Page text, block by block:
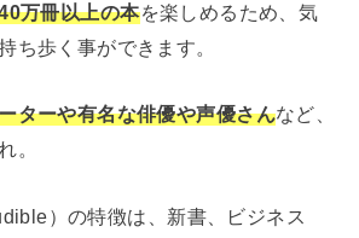
万冊以上の本を楽しめるため、気
ち歩く事ができます。
ターや有名な俳優や声優さんなど、
。
）の特徴は、新書、ビジネス